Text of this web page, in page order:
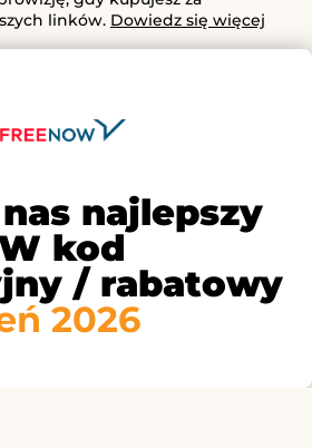
linków. Dowiedz się więcej
najlepszy
kod
/ rabatowy
2026